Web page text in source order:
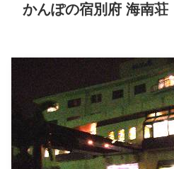
かんぽの宿別府 海南